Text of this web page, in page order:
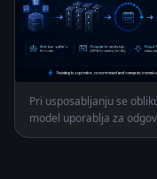
Pri usposabljanju se
model uporablja za